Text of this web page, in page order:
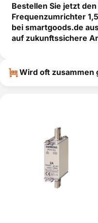
Bestellen Sie jetzt
Frequenzumrichter
bei smartgoods.de
auf zukunftssichere
Wird oft zusammen